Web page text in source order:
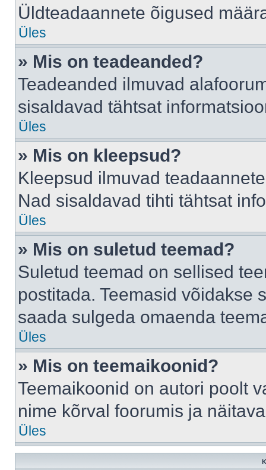
Üldteadaannete õigused
Üles
» Mis on teadeanded?
Teadeanded ilmuvad
sisaldavad tähtsat
Üles
» Mis on kleepsud?
Kleepsud ilmuvad
Nad sisaldavad tihti tähtsat
Üles
» Mis on suletud teemad?
Suletud teemad on sellised
postitada. Teemasid võidakse
saada sulgeda omaenda
Üles
» Mis on teemaikoonid?
Teemaikoonid on autori poolt
nime kõrval foorumis ja
Üles